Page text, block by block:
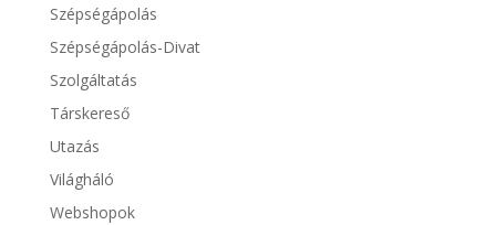
Szépségápolás
Szépségápolás-Divat
Szolgáltatás
Társkereső
Utazás
Világháló
Webshopok